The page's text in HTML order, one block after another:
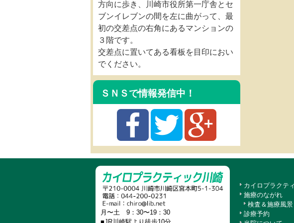
方向に歩き、川崎市役所第一庁舎とセ
ブンイレブンの間を左に曲がって、最
初の交差点の右角にあるマンションの
３階です。
交差点に置いてある看板を目印におい
でください。
ＳＮＳで情報発信中！
月〜土 9：30〜19：30
カイロプラクテ
施療のながれ
検査＆施療風景
診療予約